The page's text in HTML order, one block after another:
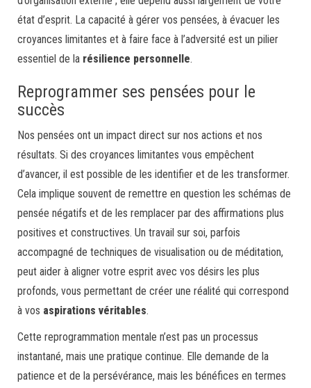
état d’esprit. La capacité à gérer vos pensées, à évacuer les
croyances limitantes et à faire face à l’adversité est un pilier
essentiel de la résilience personnelle.
Reprogrammer ses pensées pour le
succès
Nos pensées ont un impact direct sur nos actions et nos
résultats. Si des croyances limitantes vous empêchent
d’avancer, il est possible de les identifier et de les transformer.
Cela implique souvent de remettre en question les schémas de
pensée négatifs et de les remplacer par des affirmations plus
positives et constructives. Un travail sur soi, parfois
accompagné de techniques de visualisation ou de méditation,
peut aider à aligner votre esprit avec vos désirs les plus
profonds, vous permettant de créer une réalité qui correspond
à vos aspirations véritables.
Cette reprogrammation mentale n’est pas un processus
instantané, mais une pratique continue. Elle demande de la
patience et de la persévérance, mais les bénéfices en termes